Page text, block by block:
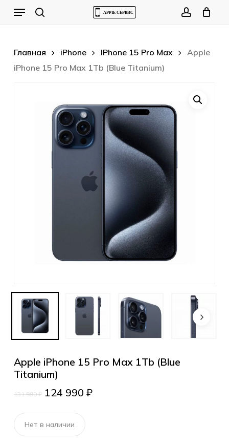
Menu
Главная iPhone IPhone 15 Pro Max
Apple
iPhone 15 Pro Max 1Tb (Blue Titanium)
Apple iPhone 15 Pro Max 1Tb (Blue
Titanium)
131 990₽ 124 990 ₽
Нет в наличии